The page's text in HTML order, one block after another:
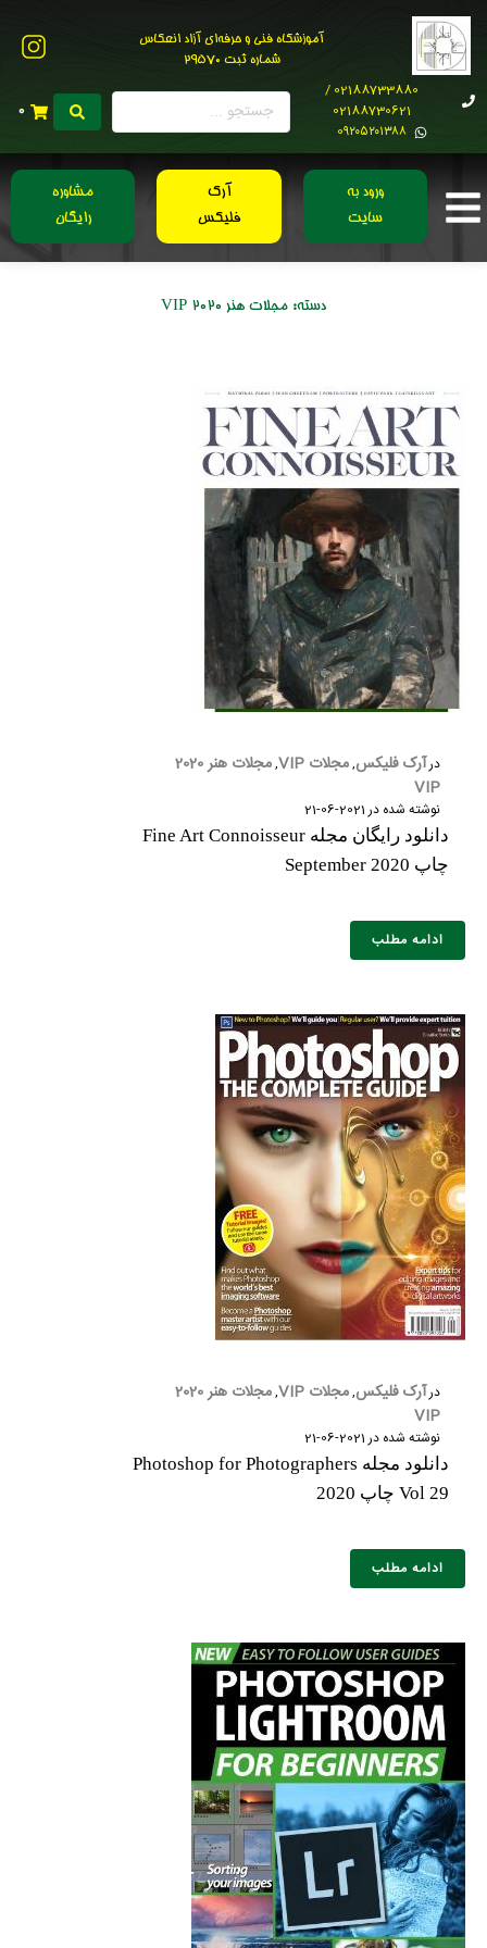
آموزشگاه فنی و حرفه‌ای آزاد انعکاس
شماره ثبت 29570
02188733880 /
02188730621
0۹۲۰۵۲۰۱۳۸۸
0
ورود به
سایت
آرک
فلیکس
مشاوره
رایگان
دسته: مجلات هنر 2020 VIP
درآرک فلیکس,مجلات VIP ,
مجلات هنر 2020
VIP
نوشته شده در2021-06-21
دانلود رایگان مجله Fine Art Connoisseur
چاپ September 2020
ادامه مطلب
درآرک فلیکس,مجلات VIP ,
مجلات هنر 2020
VIP
نوشته شده در2021-06-21
دانلود مجله Photoshop for Photographers
Vol 29 چاپ 2020
ادامه مطلب